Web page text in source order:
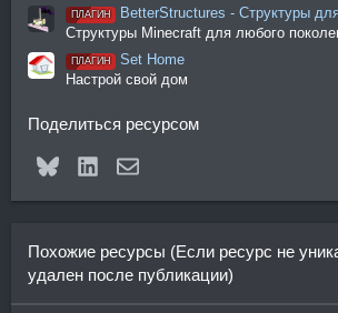
ПЛАГИН
BetterStructures - Структуры
Структуры Minecraft для любого
ПЛАГИН
Set Home
Настрой свой дом
Поделиться ресурсом
BlueskyLinkedInЭлектронная почта
Похожие ресурсы (Если ресурс не
удален после публикации)